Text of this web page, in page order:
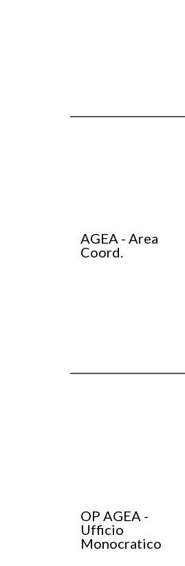
AGEA - Area
Coord.
OP AGEA -
Ufficio
Monocratico